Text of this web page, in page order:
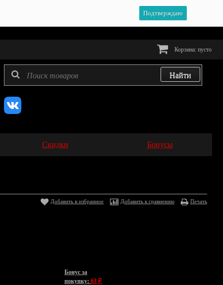
Подтверждаю
Корзина: пусто
Скидки Бонусы
Добавить в избранное Добавить к сравнению Печать
Бонус за
покупку: 63 ₽